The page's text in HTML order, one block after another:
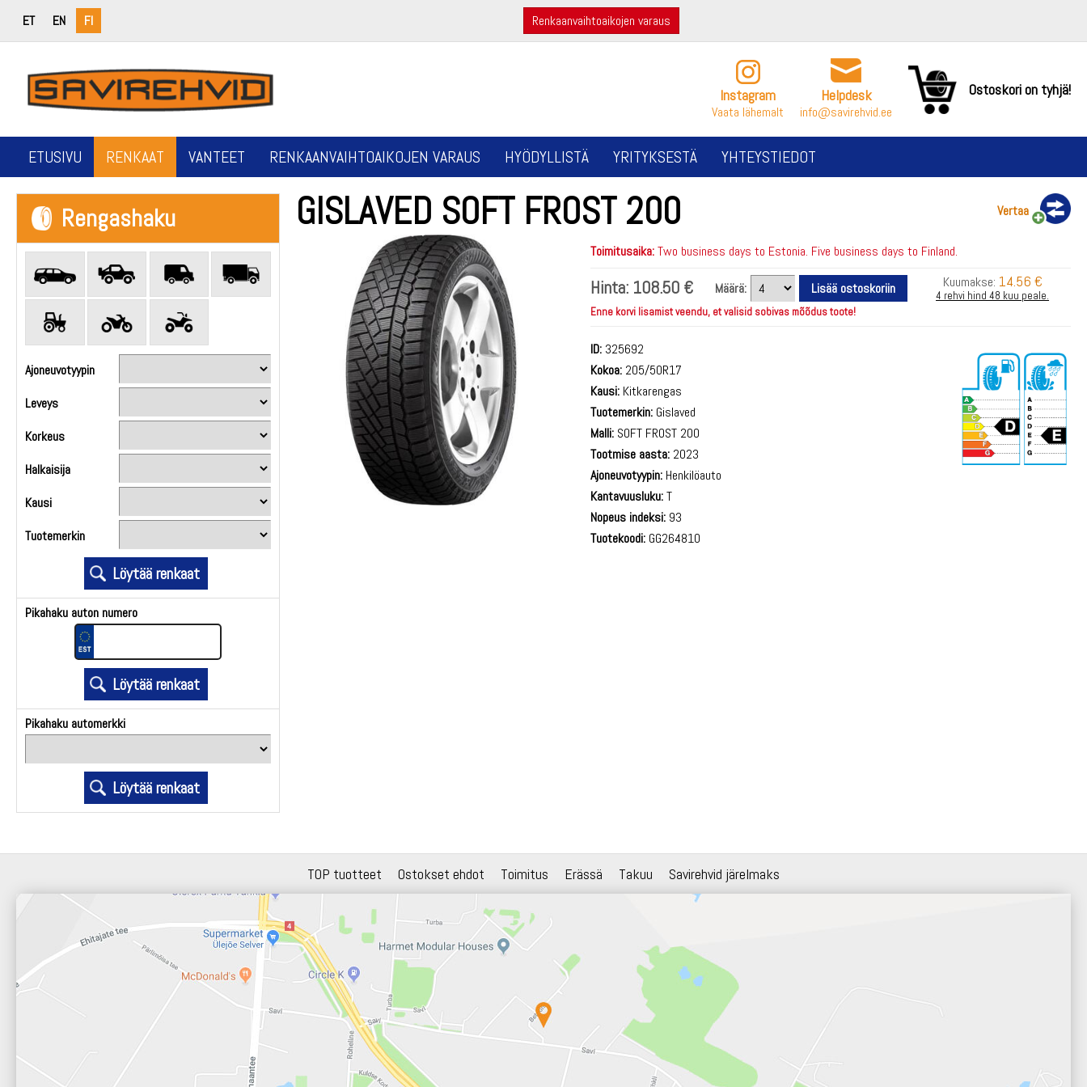
ET EN FI Renkaanvaihtoaikojen varaus
Instagram
Vaata lähemalt
Helpdesk
info@savirehvid.ee
Ostoskori on tyhjä!
ETUSIVU RENKAAT VANTEET RENKAANVAIHTOAIKOJEN VARAUS HYÖDYLLISTÄ YRITYKSESTÄ YHTEYSTIEDOT
Rengashaku
Ajoneuvotyypin
Leveys
Korkeus
Halkaisija
Kausi
Tuotemerkin
Pikahaku auton numero
Pikahaku automerkki
GISLAVED SOFT FROST 200 Vertaa
Toimitusaika:Two business days to Estonia. Five business days to Finland.
Hinta: 108.50 € Määrä: Kuumakse: 14.56 €
4 rehvi hind 48 kuu peale.
Enne korvi lisamist veendu, et valisid sobivas mõõdus toote!
ID: 325692
Kokoa: 205/50R17
Kausi: Kitkarengas
Tuotemerkin: Gislaved
Malli: SOFT FROST 200
Tootmise aasta: 2023
Ajoneuvotyypin: Henkilöauto
Kantavuusluku:T
Nopeus indeksi: 93
Tuotekoodi: GG264810
TOP tuotteet Ostokset ehdot Toimitus Erässä Takuu Savirehvid järelmaks